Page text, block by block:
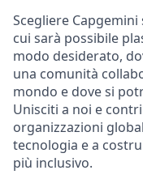
Scegliere Capgemini
cui sarà possibile
modo desiderato,
una comunità
mondo e dove si
Unisciti a noi e
organizzazioni
tecnologia e a
più inclusivo.